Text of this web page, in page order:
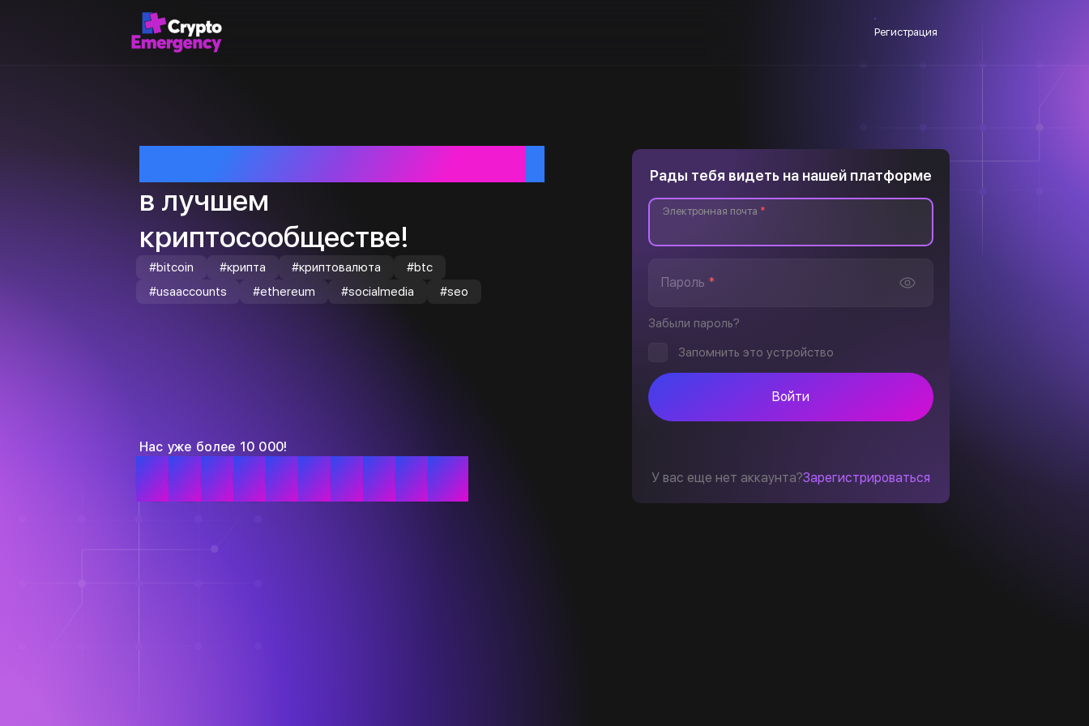
Регистрация
в лучшем
криптосообществе!
#bitcoin #крипта #криптовалюта
#btc
#usaaccounts
#ethereum #socialmedia #seo
Нас уже более 10 000!
Рады тебя видеть на нашей платформе
Электронная почта *
Пароль *
Забыли пароль?
Запомнить это устройство
Войти
У вас еще нет аккаунта?Зарегистрироваться